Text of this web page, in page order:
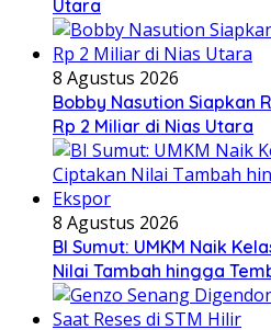
Utara
8 Agustus 2026
Bobby Nasution Siapkan
Rp 2 Miliar di Nias Utara
8 Agustus 2026
BI Sumut: UMKM Naik
Nilai Tambah hingga